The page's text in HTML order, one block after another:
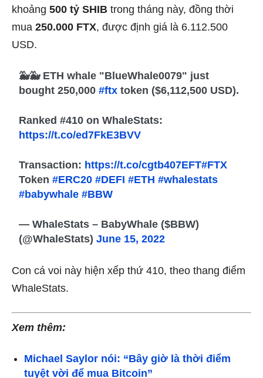
khoảng 500 tỷ SHIB trong tháng này, đồng thời
mua 250.000 FTX, được định giá là 6.112.500
USD.
🐳🐳 ETH whale "BlueWhale0079" just
bought 250,000#ftx token ($6,112,500 USD).
Ranked #410 on WhaleStats:
https://t.co/ed7FkE3BVV
Transaction: https://t.co/cgtb407EFT#FTX
Token#ERC20 #DEFI #ETH #whalestats
#babywhale #BBW
— WhaleStats – BabyWhale ($BBW)
(@WhaleStats)June 15, 2022
Con cá voi này hiện xếp thứ 410, theo thang điểm
WhaleStats.
Xem thêm:
Michael Saylor nói: “Bây giờ là thời điểm
tuyệt vời để mua Bitcoin”